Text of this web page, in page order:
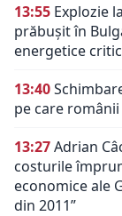
13:55 Explozie
prăbușit în
energetice
13:40
pe care
13:27Adrian
costurile
economice ale
din 2011”